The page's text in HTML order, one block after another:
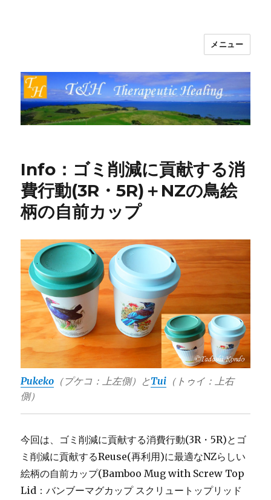
T&H Therapeutic Healing
メニュー
Info：ゴミ削減に貢献する消
費行動(3R・5R)＋NZの鳥絵
柄の自前カップ
Pukeko （プケコ：上左側）とTui （トゥイ：上右
側）
今回は、ゴミ削減に貢献する消費行動(3R・5R)とゴ
ミ削減に貢献するReuse(再利用)に最適なNZらしい
絵柄の自前カップ(Bamboo Mug with Screw Top
Lid：バンブーマグカップ スクリュートップリッド